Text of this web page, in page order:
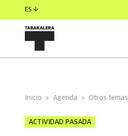
ES
Inicio Agenda Otros temas
ACTIVIDAD PASADA